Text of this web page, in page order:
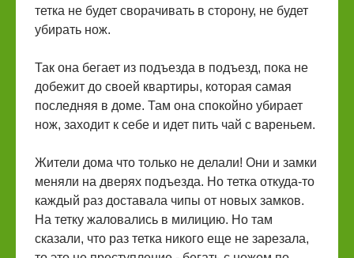
тетка не будет сворачивать в сторону, не будет
убирать нож.
Так она бегает из подъезда в подъезд, пока не
добежит до своей квартиры, которая самая
последняя в доме. Там она спокойно убирает
нож, заходит к себе и идет пить чай с вареньем.
Жители дома что только не делали! Они и замки
меняли на дверях подъезда. Но тетка откуда-то
каждый раз доставала чипы от новых замков.
На тетку жаловались в милицию. Но там
сказали, что раз тетка никого еще не зарезала,